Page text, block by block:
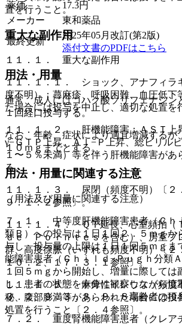
置を行うこと。
重大な副作用
１１．１． 重大な副作用
１１．１．１． ショック、アナフィラ
度不明）：蕁麻疹、呼吸困難、血圧低下
た場合には投与を中止し、適切な処置を
１１．１．２． 肝機能障害：ＡＳＴ上
γ−ＧＴＰ上昇、Ａｌ−Ｐ上昇、総ビリル
１〜５％未満）等を伴う肝機能障害があ
る。
１１．１．３． 尿閉（頻度不明）〔２
９．１．２参照〕。
１１．１．４． ＱＴ延長、心室頻拍
ｄｅ Ｐｏｉｎｔｅｓを含む）、房室ブ
群、高度徐脈（いずれも頻度不明）〔２
１０．２、１７．３．１参照〕。
１１．１．５． 麻痺性イレウス（頻度
秘、腹部膨満等があらわれた場合には投
処置を行うこと〔２．４参照〕。
薬価
17.3円
メーカー
東和薬品
最終更新
2025年05月改訂(第2版)
添付文書のPDFはこちら
用法・用量
通常、成人にはコハク酸ソリフェナシン
１回経口投与する。
なお、年齢、症状により適宜増減するが
１０ｍｇまでとする。
用法・用量に関連する注意
（用法及び用量に関連する注意）
７．１． 中等度肝機能障害患者（Ｃｈ
類Ｂ）への投与は１日１回２．５ｍｇか
与し、投与量の上限は１日１回５ｍｇま
能障害患者（Ｃｈｉｌｄ−Ｐｕｇｈ分類
１回５ｍｇから開始し、増量に際しては
し、患者の状態を十分に観察しながら慎
３．２、９．３．３、９．８高齢者の項
７．２． 重度腎機能障害患者（クレア